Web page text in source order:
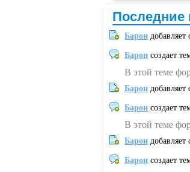
Последние
Барон добавляет
Барон создает
В этой теме
Барон добавляет
Барон создает
В этой теме
Барон добавляет
Барон создает